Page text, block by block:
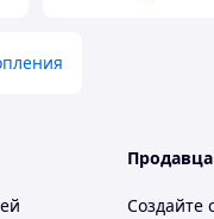
Создайте